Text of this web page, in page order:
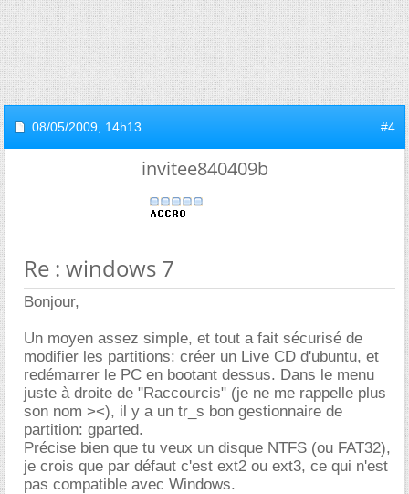
08/05/2009, 14h13 #4
invitee840409b
Re : windows 7
Bonjour,
Un moyen assez simple, et tout a fait sécurisé de
modifier les partitions: créer un Live CD d'ubuntu, et
redémarrer le PC en bootant dessus. Dans le menu
juste à droite de "Raccourcis" (je ne me rappelle plus
son nom ><), il y a un tr_s bon gestionnaire de
partition: gparted.
Précise bien que tu veux un disque NTFS (ou FAT32),
je crois que par défaut c'est ext2 ou ext3, ce qui n'est
pas compatible avec Windows.